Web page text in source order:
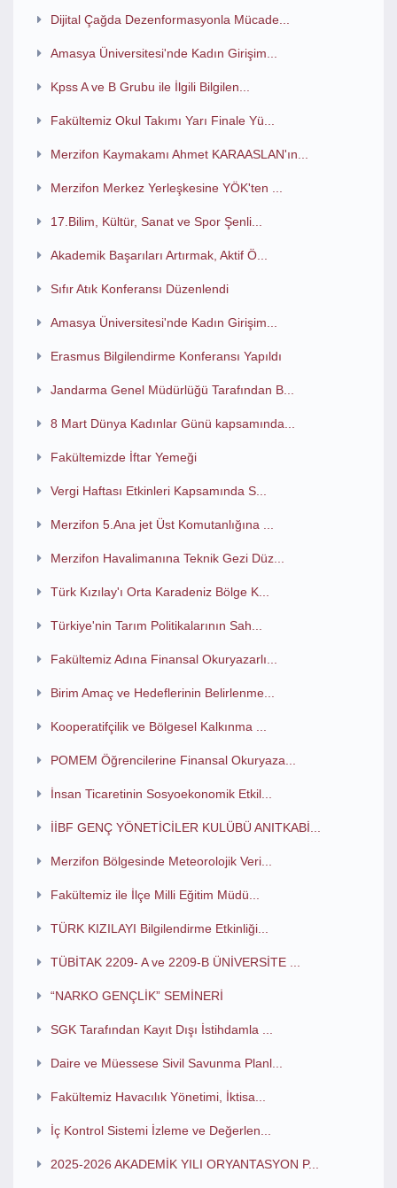
Dijital Çağda Dezenformasyonla Mücade...
Amasya Üniversitesi'nde Kadın Girişim...
Kpss A ve B Grubu ile İlgili Bilgilen...
Fakültemiz Okul Takımı Yarı Finale Yü...
Merzifon Kaymakamı Ahmet KARAASLAN'ın...
Merzifon Merkez Yerleşkesine YÖK'ten ...
17.Bilim, Kültür, Sanat ve Spor Şenli...
Akademik Başarıları Artırmak, Aktif Ö...
Sıfır Atık Konferansı Düzenlendi
Amasya Üniversitesi'nde Kadın Girişim...
Erasmus Bilgilendirme Konferansı Yapıldı
Jandarma Genel Müdürlüğü Tarafından B...
8 Mart Dünya Kadınlar Günü kapsamında...
Fakültemizde İftar Yemeği
Vergi Haftası Etkinleri Kapsamında S...
Merzifon 5.Ana jet Üst Komutanlığına ...
Merzifon Havalimanına Teknik Gezi Düz...
Türk Kızılay'ı Orta Karadeniz Bölge K...
Türkiye'nin Tarım Politikalarının Sah...
Fakültemiz Adına Finansal Okuryazarlı...
Birim Amaç ve Hedeflerinin Belirlenme...
Kooperatifçilik ve Bölgesel Kalkınma ...
POMEM Öğrencilerine Finansal Okuryaza...
İnsan Ticaretinin Sosyoekonomik Etkil...
İİBF GENÇ YÖNETİCİLER KULÜBÜ ANITKABİ...
Merzifon Bölgesinde Meteorolojik Veri...
Fakültemiz ile İlçe Milli Eğitim Müdü...
TÜRK KIZILAYI Bilgilendirme Etkinliği...
TÜBİTAK 2209- A ve 2209-B ÜNİVERSİTE ...
“NARKO GENÇLİK” SEMİNERİ
SGK Tarafından Kayıt Dışı İstihdamla ...
Daire ve Müessese Sivil Savunma Planl...
Fakültemiz Havacılık Yönetimi, İktisa...
İç Kontrol Sistemi İzleme ve Değerlen...
2025-2026 AKADEMİK YILI ORYANTASYON P...